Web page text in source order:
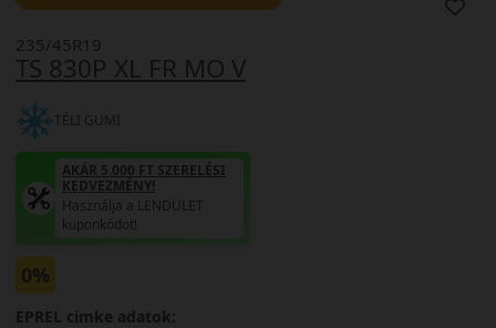
TS 830P XL FR MO V
235/45R19
TÉLI GUMI
AKÁR 5.000 FT SZERELÉSI
KEDVEZMÉNY!
Használja a LENDÜLET
kuponkódot!
0%
EPREL cimke adatok: